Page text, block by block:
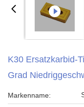
K30 Ersatzkarbid-
Grad
Markenname: